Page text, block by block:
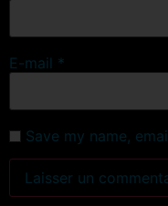
E-mail *
Save my name,